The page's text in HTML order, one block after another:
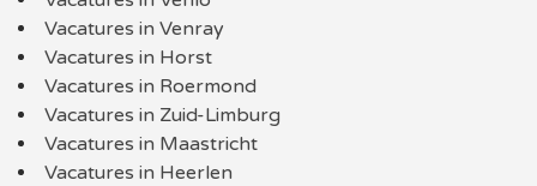
Vacatures in Venray
Vacatures in Horst
Vacatures in Roermond
Vacatures in Zuid-Limburg
Vacatures in Maastricht
Vacatures in Heerlen